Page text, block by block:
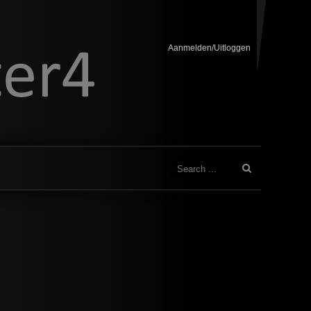
Aanmelden/Uitloggen